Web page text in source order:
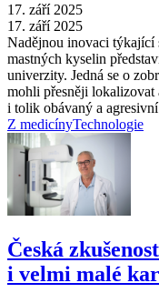
17. září 2025
17. září 2025
Nadějnou inovaci týkající
mastných kyselin
univerzity. Jedná se o
mohli přesněji lokalizovat
i tolik obávaný a
Z medicínyTechnologie
Česká
i velmi malé